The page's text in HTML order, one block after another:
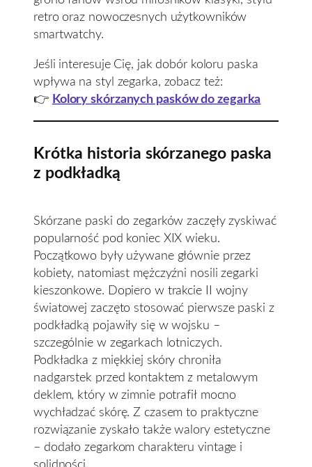
retro oraz nowoczesnych użytkowników
smartwatchy.
Jeśli interesuje Cię, jak dobór koloru paska
wpływa na styl zegarka, zobacz też:
👉 Kolory skórzanych pasków do zegarka
Krótka historia skórzanego paska
z podkładką
Skórzane paski do zegarków zaczęły zyskiwać
popularność pod koniec XIX wieku.
Początkowo były używane głównie przez
kobiety, natomiast mężczyźni nosili zegarki
kieszonkowe. Dopiero w trakcie II wojny
światowej zaczęto stosować pierwsze paski z
podkładką pojawiły się w wojsku –
szczególnie w zegarkach lotniczych.
Podkładka z miękkiej skóry chroniła
nadgarstek przed kontaktem z metalowym
deklem, który w zimnie potrafił mocno
wychładzać skórę. Z czasem to praktyczne
rozwiązanie zyskało także walory estetyczne
– dodało zegarkom charakteru vintage i
solidności.